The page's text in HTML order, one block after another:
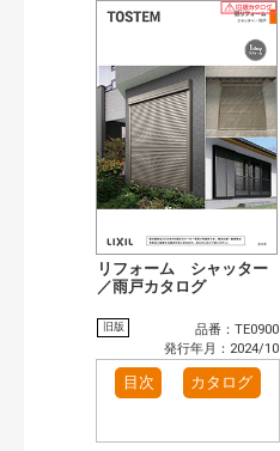
リフォーム シャッター
／雨戸カタログ
旧版
品番：TE0900
発行年月：2024/10
目次 カタログ